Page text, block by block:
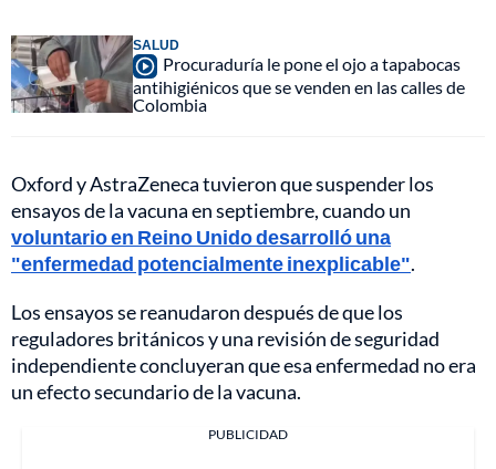
SALUD
Procuraduría le pone el ojo a tapabocas
antihigiénicos que se venden en las calles de
Colombia
Oxford y AstraZeneca tuvieron que suspender los
ensayos de la vacuna en septiembre, cuando un
voluntario en Reino Unido desarrolló una
"enfermedad potencialmente inexplicable".
Los ensayos se reanudaron después de que los
reguladores británicos y una revisión de seguridad
independiente concluyeran que esa enfermedad no era
un efecto secundario de la vacuna.
PUBLICIDAD